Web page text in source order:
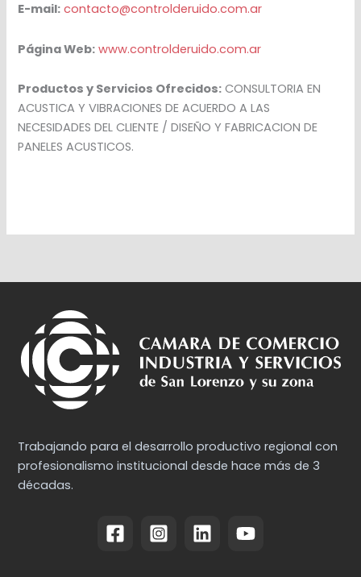
E-mail: contacto@controlderuido.com.ar
Página Web: www.controlderuido.com.ar
Productos y Servicios Ofrecidos: CONSULTORIA EN
ACUSTICA Y VIBRACIONES DE ACUERDO A LAS
NECESIDADES DEL CLIENTE / DISEÑO Y FABRICACION DE
PANELES ACUSTICOS.
Trabajando para el desarrollo productivo regional con
profesionalismo institucional desde hace más de 3
décadas.